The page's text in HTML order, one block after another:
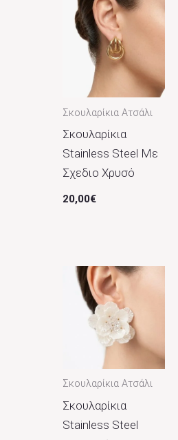
Σκουλαρίκια Ατσάλι
Σκουλαρίκια
Stainless Steel Με
Σχεδιο Χρυσό
20,00€
Σκουλαρίκια Ατσάλι
Σκουλαρίκια
Stainless Steel